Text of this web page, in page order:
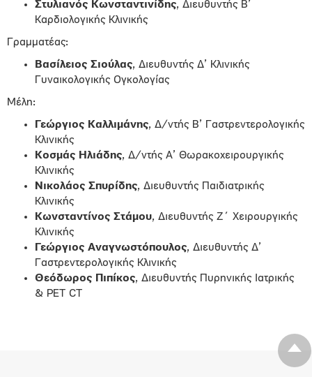
Στυλιανός Κωνσταντινίδης, Διευθυντής Β’
Καρδιολογικής Κλινικής
Γραμματέας:
Βασίλειος Σιούλας, Διευθυντής Δ’ Κλινικής
Γυναικολογικής Ογκολογίας
Μέλη:
Γεώργιος Καλλιμάνης, Δ/ντής Β’ Γαστρεντερολογικής
Κλινικής
Κοσμάς Ηλιάδης, Δ/ντής Α’ Θωρακοχειρουργικής
Κλινικής
Νικολάος Σπυρίδης, Διευθυντής Παιδιατρικής
Κλινικής
Κωνσταντίνος Στάμου, Διευθυντής Ζ΄ Χειρουργικής
Κλινικής
Γεώργιος Αναγνωστόπουλος, Διευθυντής Δ’
Γαστρεντερολογικής Κλινικής
Θεόδωρος Πιπίκος, Διευθυντής Πυρηνικής Ιατρικής
& PET CT